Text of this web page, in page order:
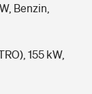
Benzin,
155 kW,